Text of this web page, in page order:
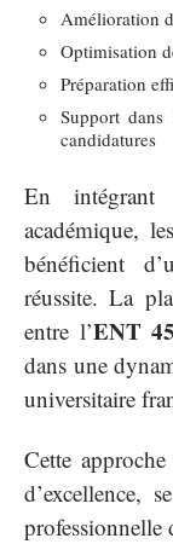
Amélioration
Optimisation
Préparation
Support dans
candidatures
En
académique,
bénéficient
réussite. La
entre l’ENT 45
dans une
universitaire
Cette
d’excellence,
professionnelle